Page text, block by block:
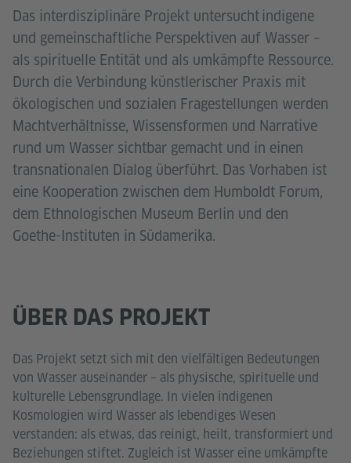
Das interdisziplinäre Projekt untersucht indigene
und gemeinschaftliche Perspektiven auf Wasser –
als spirituelle Entität und als umkämpfte Ressource.
Durch die Verbindung künstlerischer Praxis mit
ökologischen und sozialen Fragestellungen werden
Machtverhältnisse, Wissensformen und Narrative
rund um Wasser sichtbar gemacht und in einen
transnationalen Dialog überführt. Das Vorhaben ist
eine Kooperation zwischen dem Humboldt Forum,
dem Ethnologischen Museum Berlin und den
Goethe-Instituten in Südamerika.
ÜBER DAS PROJEKT
Das Projekt setzt sich mit den vielfältigen Bedeutungen
von Wasser auseinander – als physische, spirituelle und
kulturelle Lebensgrundlage. In vielen indigenen
Kosmologien wird Wasser als lebendiges Wesen
verstanden: als etwas, das reinigt, heilt, transformiert und
Beziehungen stiftet. Zugleich ist Wasser eine umkämpfte